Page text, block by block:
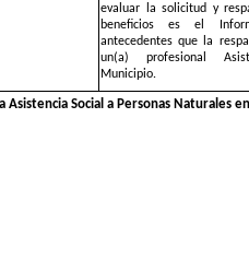
evaluar la solicitud y
beneficios es el
antecedentes que la
un(a) profesional
Municipio.
Social a Personas Naturales